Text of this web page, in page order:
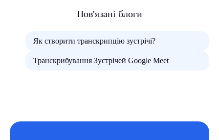
Пов'язані блоги
Як створити транскрипцію зустрічі?
Транскрибування Зустрічей Google Meet